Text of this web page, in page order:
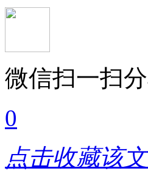
微信扫一扫
0
点击收藏该